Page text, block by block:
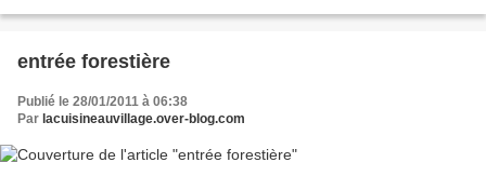
entrée forestière
Publié le 28/01/2011 à 06:38
Par lacuisineauvillage.over-blog.com